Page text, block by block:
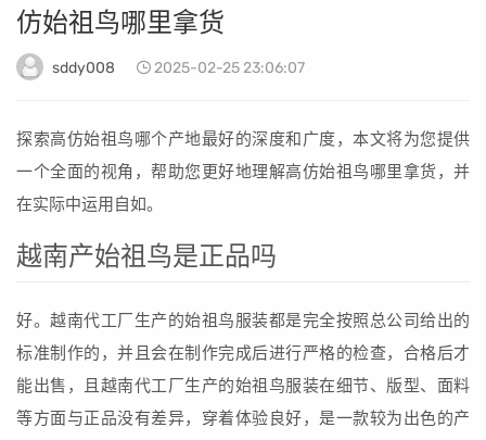
仿始祖鸟哪里拿货
sddy008 2025-02-25 23:06:07
探索高仿始祖鸟哪个产地最好的深度和广度，本文将为您提供
一个全面的视角，帮助您更好地理解高仿始祖鸟哪里拿货，并
在实际中运用自如。
越南产始祖鸟是正品吗
好。越南代工厂生产的始祖鸟服装都是完全按照总公司给出的
标准制作的，并且会在制作完成后进行严格的检查，合格后才
能出售，且越南代工厂生产的始祖鸟服装在细节、版型、面料
等方面与正品没有差异，穿着体验良好，是一款较为出色的产